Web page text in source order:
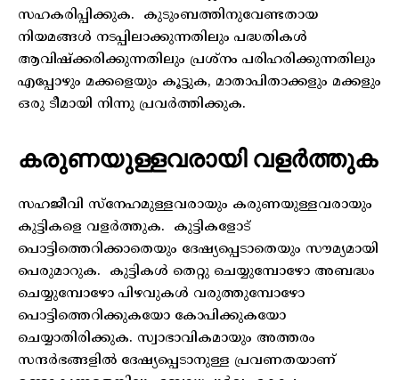
സഹകരിപ്പിക്കുക. കുടുംബത്തിനുവേണ്ടതായ
നിയമങ്ങൾ നടപ്പിലാക്കുന്നതിലും പദ്ധതികൾ
ആവിഷ്‌ക്കരിക്കുന്നതിലും പ്രശ്നം പരിഹരിക്കുന്നതിലും
എപ്പോഴും മക്കളെയും കൂട്ടുക, മാതാപിതാക്കളും മക്കളും
ഒരു ടീമായി നിന്നു പ്രവർത്തിക്കുക.
കരുണയുള്ളവരായി വളർത്തുക
സഹജീവി സ്നേഹമുള്ളവരായും കരുണയുള്ളവരായും
കുട്ടികളെ വളർത്തുക. കുട്ടികളോട്
പൊട്ടിത്തെറിക്കാതെയും ദേഷ്യപ്പെടാതെയും സൗമ്യമായി
പെരുമാറുക. കുട്ടികൾ തെറ്റു ചെയ്യുമ്പോഴോ അബദ്ധം
ചെയ്യുമ്പോഴോ പിഴവുകൾ വരുത്തുമ്പോഴോ
പൊട്ടിത്തെറിക്കുകയോ കോപിക്കുകയോ
ചെയ്യാതിരിക്കുക. സ്വാഭാവികമായും അത്തരം
സന്ദർഭങ്ങളിൽ ദേഷ്യപ്പെടാനുള്ള പ്രവണതയാണ്